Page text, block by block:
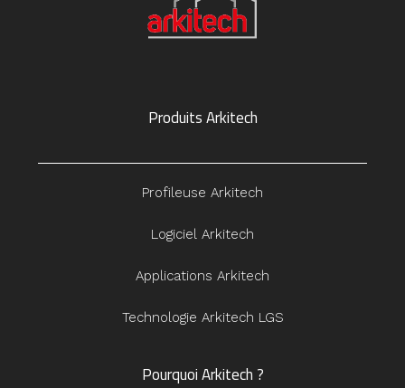
Produits Arkitech
Profileuse Arkitech
Logiciel Arkitech
Applications Arkitech
Technologie Arkitech LGS
Pourquoi Arkitech ?